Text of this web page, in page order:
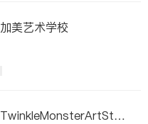
加美艺术学校
TwinkleMonsterArtStud